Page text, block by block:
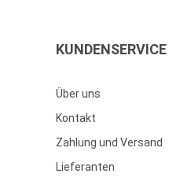
KUNDENSERVICE
Über uns
Kontakt
Zahlung und Versand
Lieferanten